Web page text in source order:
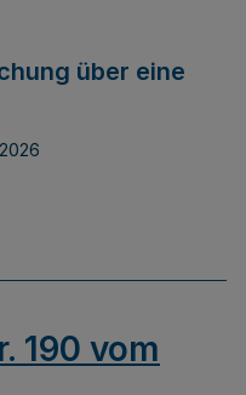
über eine
190 vom